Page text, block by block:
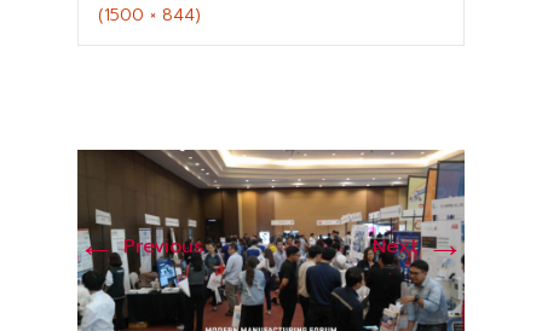
(1500 × 844)
←Previous Next→